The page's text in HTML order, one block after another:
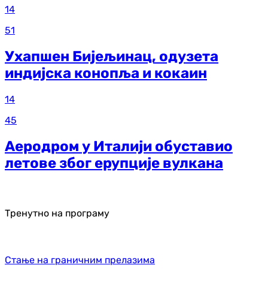
14
51
Ухапшен Бијељинац, одузета
индијска конопља и кокаин
14
45
Аеродром у Италији обуставио
летове због ерупције вулкана
Тренутно на програму
Стање на граничним прелазима